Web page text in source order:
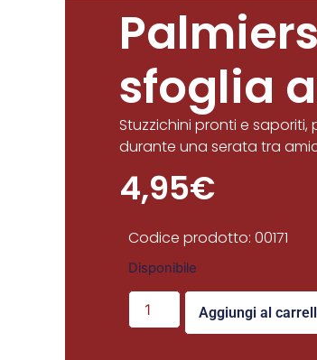
sfoglia
Stuzzichini pronti e
durante una serata tra
4,95€
Codice prodotto: 00171
Disponibile
Aggiungi al